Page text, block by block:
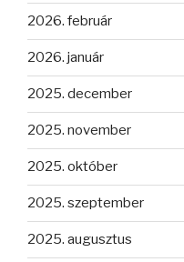
2026. február
2026. január
2025. december
2025. november
2025. október
2025. szeptember
2025. augusztus